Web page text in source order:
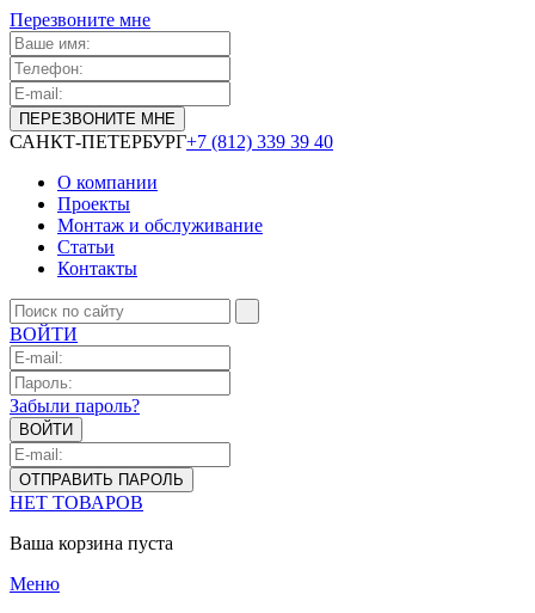
Перезвоните мне
САНКТ-ПЕТЕРБУРГ+7 (812) 339 39 40
О компании
Проекты
Монтаж и обслуживание
Статьи
Контакты
ВОЙТИ
Забыли пароль?
НЕТ ТОВАРОВ
Ваша корзина пуста
Меню